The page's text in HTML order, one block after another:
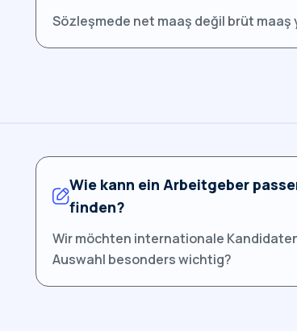
Sözleşmede net maaş değil brüt maaş
Wie kann ein Arbeitgeber
finden?
Wir möchten internationale
Auswahl besonders wichtig?